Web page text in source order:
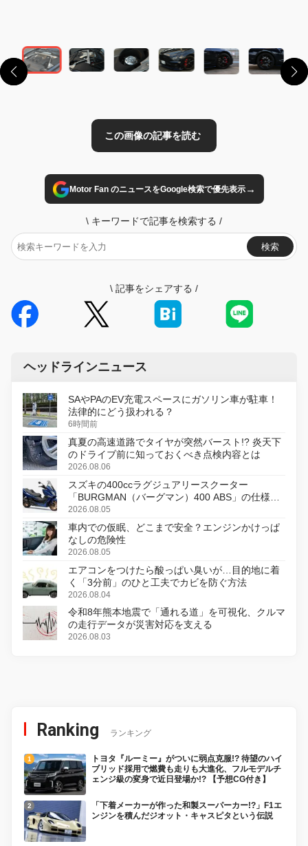
Motor Fan のニュースをGoogle検索で優先表示→
\ キーワードで記事を検索する /
検索
\ 記事をシェアする /
ヘッドラインニュース
SAやPAのEV充電スペースにガソリン車が駐車！
法律的にどう扱われる？
6時間前
真夏の高速道路でタイヤが突然バースト!? 炎天下
のドライブ前に知っておくべき点検内容とは
2026.08.06
スズキの400ccラグジュアリースクーター
「BURGMAN（バーグマン）400 ABS」の仕様を
変更し、8月18日に発売
2026.08.05
車内での仮眠、どこまで安全？エンジンかけっぱ
なしの危険性
2026.08.05
エアコンをつけたら酸っぱい臭いが…目的地に着
く「3分前」のひと工夫でカビを防ぐ方法
2026.08.04
令和8年熊本地震で「通れる道」を可視化、クルマ
の走行データが災害対応を支える
2026.08.03
Ranking ランキング
トヨタ『ルーミー』がついに弱点克服!? 待望のハイ
ブリッド採用で燃費も走りも大進化、フルモデルチ
ェンジ級の変身で近日登場か!? 【予想CG付き】
「下着メーカーが作った和製スーパーカー!?」F1エ
ンジンを積んだジオット・キャスピタという伝説